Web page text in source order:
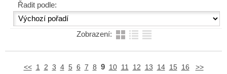
Řadit podle:
Zobrazení:
<< 1 2 3 4 5 6 7 8 9 10 11 12 13 14 15 16 >>